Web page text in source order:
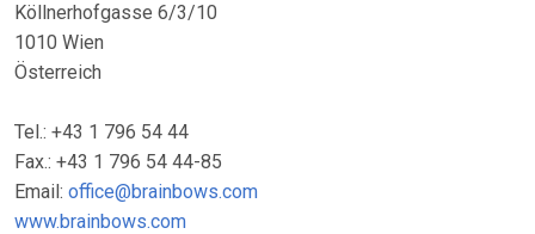
Köllnerhofgasse 6/3/10
1010 Wien
Österreich
Tel.: +43 1 796 54 44
Fax.: +43 1 796 54 44-85
Email: office@brainbows.com
www.brainbows.com